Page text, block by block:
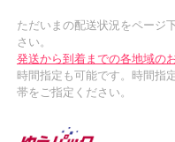
ただいまの配送状況をページ
さい。
発送から到着までの各地域の
時間指定も可能です。時間指
帯をご指定ください。